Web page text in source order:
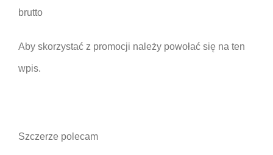
brutto
Aby skorzystać z promocji należy powołać się na ten
wpis.
Szczerze polecam